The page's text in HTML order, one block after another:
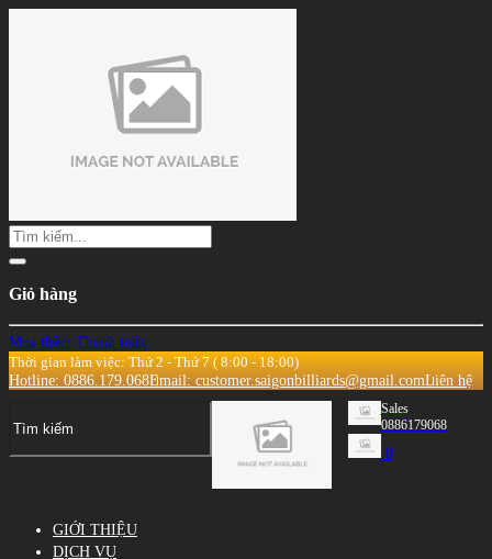
Giỏ hàng
Mua thêm Thanh toán
Thời gian làm việc: Thứ 2 - Thứ 7 ( 8:00 - 18:00)
Hotline: 0886.179.068Email: customer.saigonbilliards@gmail.comLiên hệ
Sales
0886179068
0
GIỚI THIỆU
DỊCH VỤ